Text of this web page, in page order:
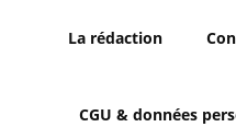
La rédaction
CGU & données